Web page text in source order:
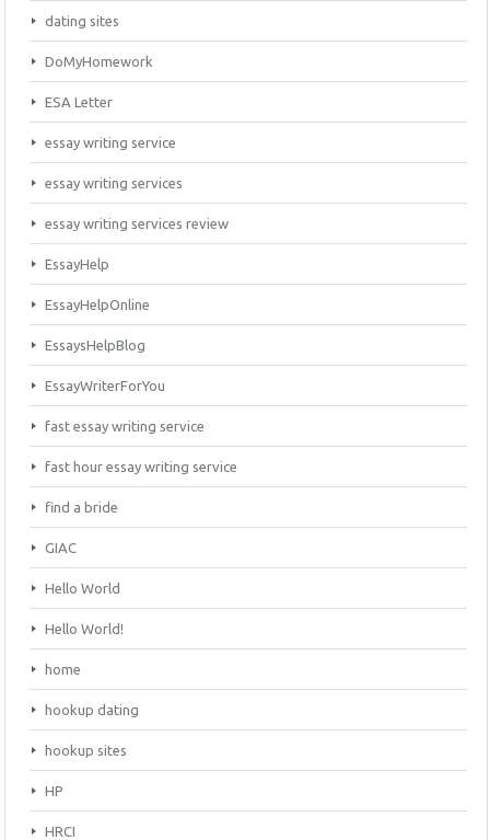
dating sites
DoMyHomework
ESA Letter
essay writing service
essay writing services
essay writing services review
EssayHelp
EssayHelpOnline
EssaysHelpBlog
EssayWriterForYou
fast essay writing service
fast hour essay writing service
find a bride
GIAC
Hello World
Hello World!
home
hookup dating
hookup sites
HP
HRCI